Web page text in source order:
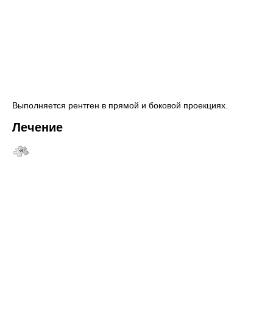
Выполняется рентген в прямой и боковой проекциях.
Лечение